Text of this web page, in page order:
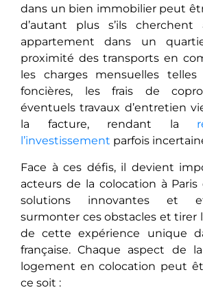
dans un bien immobilier pеut
d’autant plus s’ils
appartement dans un
proximité des transports en
les charges mensuelles
foncières, les frais de
éventuels travaux d’entretien
la facture, rendant la
l’investissement parfois
Face à ces défis, il devient
acteurs de la colocation à
solutions innovantes et
surmonter ces obstacles et tirer
de cette expérience unique
française. Chaque aspect de
logement en colocation peut
ce soit :